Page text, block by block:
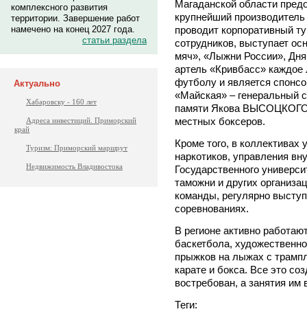
комплексного развития
территории. Завершение работ
намечено на конец 2027 года.
статьи раздела
Актуально
Хабаровску - 160 лет
Адреса инвестиций. Приморский
край
Туризм: Приморский маршрут
Недвижимость Владивостока
Магаданской области
крупнейший
проводит корпоративный
сотрудников, выступает
мяч», «Лыжни России»,
артель «Кривбасс» каждое
футболу и является
«Майская» – генеральный
памяти Якова ВЫСОЦКОГО
местных боксеров.
Кроме того, в коллективах
наркотиков, управления
Государственного
таможни и других
команды, регулярно
соревнованиях.
В регионе активно
баскетбола,
прыжков на лыжах с
карате и бокса. Все это
востребован, а занятия им
Теги: